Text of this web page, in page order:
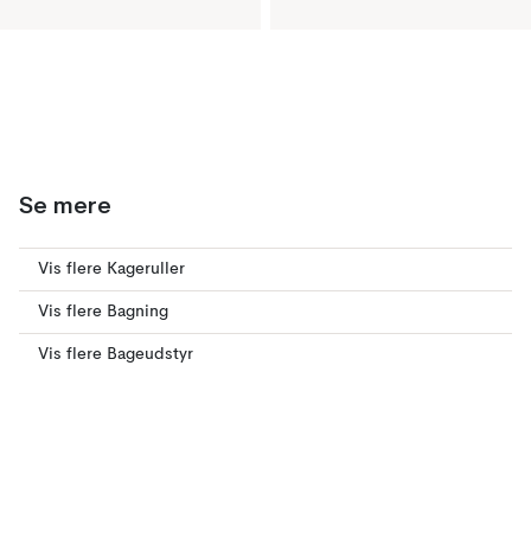
Se mere
Vis flere Kageruller
Vis flere Bagning
Vis flere Bageudstyr